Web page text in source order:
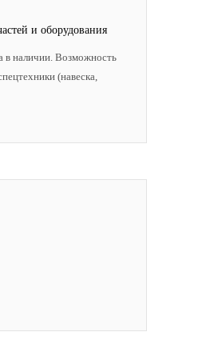
и оборудования
в наличии. Возможность
(навеска,